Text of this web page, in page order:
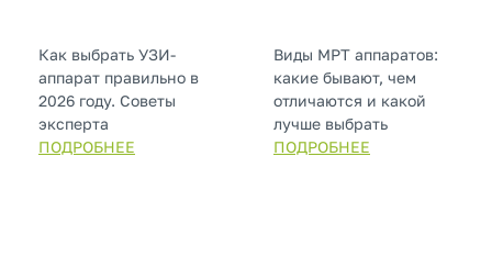
Как выбрать УЗИ-
аппарат правильно в
2026 году. Советы
эксперта
ПОДРОБНЕЕ
Виды МРТ аппаратов:
какие бывают, чем
отличаются и какой
лучше выбрать
ПОДРОБНЕЕ